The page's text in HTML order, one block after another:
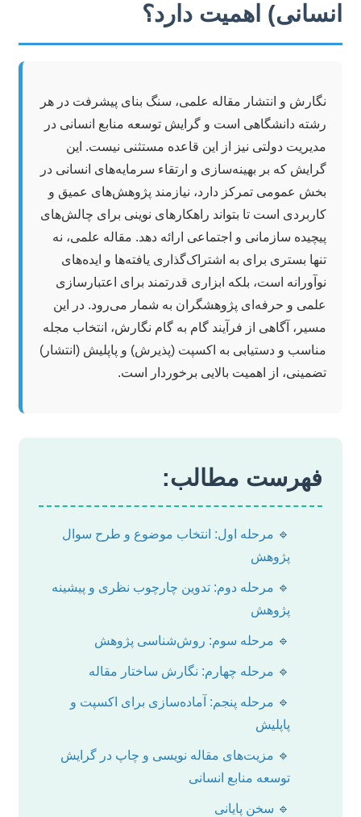
انسانی) اهمیت دارد؟
نگارش و انتشار مقاله علمی، سنگ بنای پیشرفت در هر
رشته دانشگاهی است و گرایش توسعه منابع انسانی در
مدیریت دولتی نیز از این قاعده مستثنی نیست. این
گرایش که بر بهینه‌سازی و ارتقاء سرمایه‌های انسانی در
بخش عمومی تمرکز دارد، نیازمند پژوهش‌های عمیق و
کاربردی است تا بتواند راهکارهای نوینی برای چالش‌های
پیچیده سازمانی و اجتماعی ارائه دهد. مقاله علمی، نه
تنها بستری برای به اشتراک‌گذاری یافته‌ها و ایده‌های
نوآورانه است، بلکه ابزاری قدرتمند برای اعتبارسازی
علمی و حرفه‌ای پژوهشگران به شمار می‌رود. در این
مسیر، آگاهی از فرآیند گام به گام نگارش، انتخاب مجله
مناسب و دستیابی به اکسپت (پذیرش) و پاپلیش (انتشار)
تضمینی، از اهمیت بالایی برخوردار است.
فهرست مطالب:
🔹 مرحله اول: انتخاب موضوع و طرح سوال
پژوهش
🔹 مرحله دوم: تدوین چارچوب نظری و پیشینه
پژوهش
🔹 مرحله سوم: روش‌شناسی پژوهش
🔹 مرحله چهارم: نگارش ساختار مقاله
🔹 مرحله پنجم: آماده‌سازی برای اکسپت و
پاپلیش
🔹 مزیت‌های مقاله نویسی و چاپ در گرایش
توسعه منابع انسانی
🔹 سخن پایانی